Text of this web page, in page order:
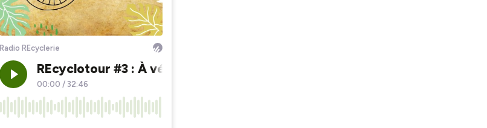
Radio REcyclerie
REcyclotour #3 : À vélo, le voyage commence en bas de chez soi
00:00 / 32:46